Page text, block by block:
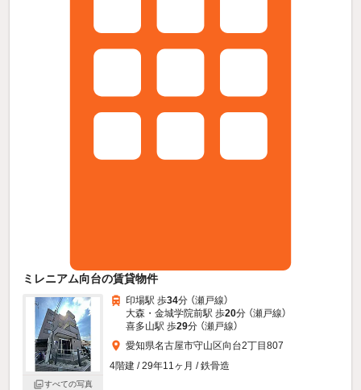
ミレニアム向台の賃貸物件
すべての写真
印場駅 歩34分 （瀬戸線）
大森・金城学院前駅 歩20分 （瀬戸線）
喜多山駅 歩29分 （瀬戸線）
愛知県名古屋市守山区向台2丁目807
4階建 / 29年11ヶ月 / 鉄骨造